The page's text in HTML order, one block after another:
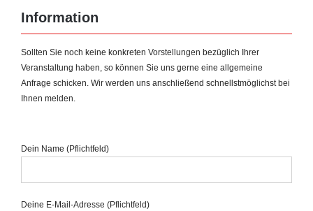
Information
Sollten Sie noch keine konkreten Vorstellungen bezüglich Ihrer
Veranstaltung haben, so können Sie uns gerne eine allgemeine
Anfrage schicken. Wir werden uns anschließend schnellstmöglichst bei
Ihnen melden.
Dein Name (Pflichtfeld)
Deine E-Mail-Adresse (Pflichtfeld)